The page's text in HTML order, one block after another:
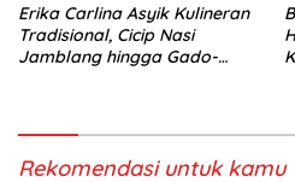
Erika Carlina Asyik Kulineran
Tradisional, Cicip Nasi
Jamblang hingga Gado-
Rekomendasi untuk kamu